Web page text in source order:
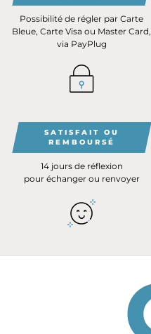
Possibilité de régler par Carte
Bleue, Carte Visa ou Master Card,
via PayPlug
SATISFAIT OU
REMBOURSÉ
14 jours de réflexion
pour échanger ou renvoyer